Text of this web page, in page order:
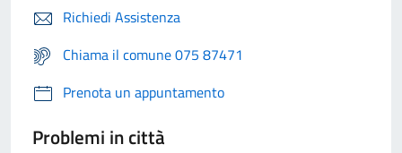
Richiedi Assistenza
Chiama il comune 075 87471
Prenota un appuntamento
Problemi in città